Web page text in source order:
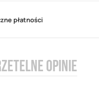
płatności
opinie